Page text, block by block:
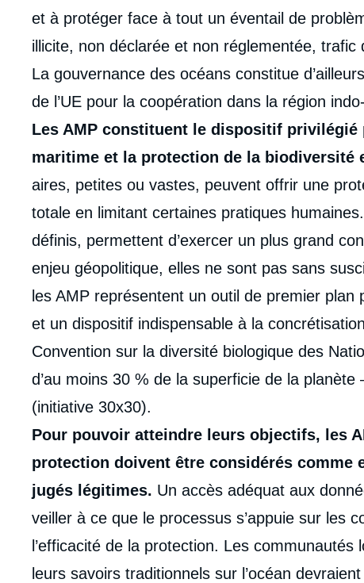
et à protéger face à tout un éventail de
illicite, non déclarée et non réglementée,
La gouvernance des océans constitue
de l’UE pour la coopération dans la région
Les AMP constituent le dispositif privilégié
maritime et la protection de la biodiversité
aires, petites ou vastes, peuvent offrir une
totale en limitant certaines pratiques
définis, permettent d’exercer un plus grand
enjeu géopolitique, elles ne sont pas sans
les AMP représentent un outil de premier
et un dispositif indispensable à la
Convention sur la diversité biologique des
d’au moins 30 % de la superficie de la planète
(initiative 30x30).
Pour pouvoir atteindre leurs objectifs, les
protection doivent être considérés comme
jugés légitimes. Un accès adéquat aux
veiller à ce que le processus s’appuie sur les
l’efficacité de la protection. Les
leurs savoirs traditionnels sur l’océan
Image
de
de
la